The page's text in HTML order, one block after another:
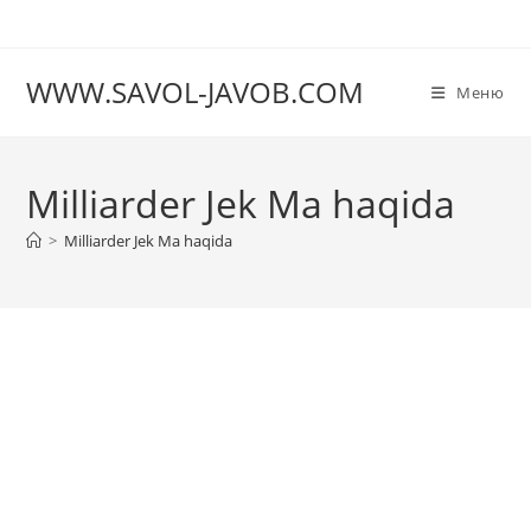
WWW.SAVOL-JAVOB.COM Меню
Milliarder Jek Ma haqida
> Milliarder Jek Ma haqida